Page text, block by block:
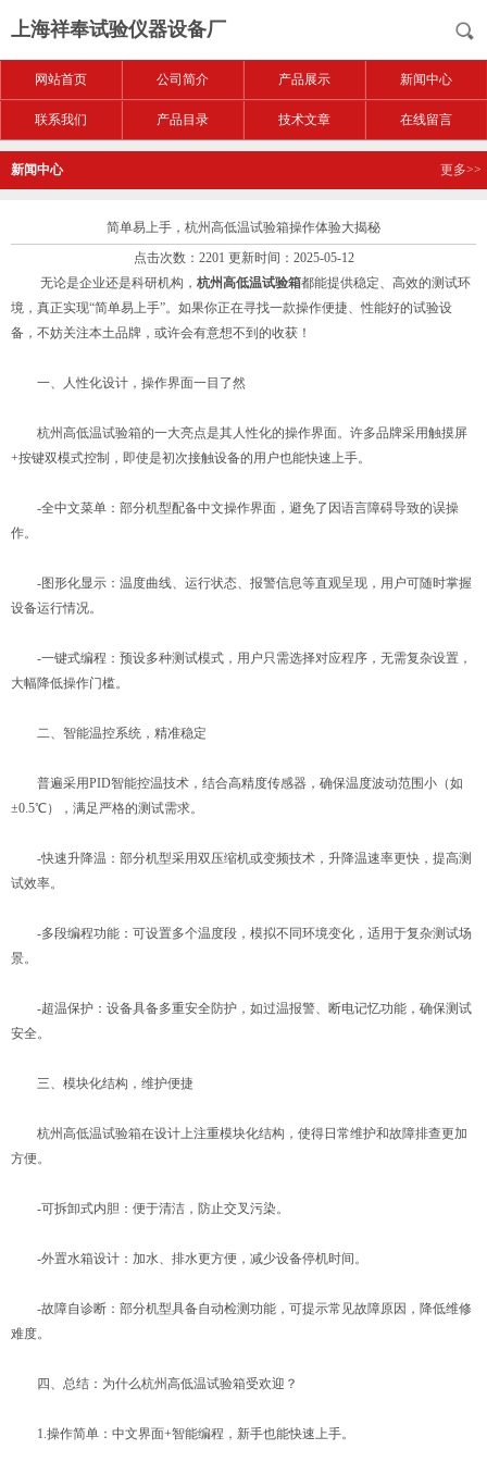
上海祥奉试验仪器设备厂
网站首页 公司简介 产品展示 新闻中心
联系我们 产品目录 技术文章 在线留言
新闻中心 更多>>
简单易上手，杭州高低温试验箱操作体验大揭秘
点击次数：2201 更新时间：2025-05-12
无论是企业还是科研机构， 杭州高低温试验箱都能提供稳定、高效的测试环
境，真正实现“简单易上手”。如果你正在寻找一款操作便捷、性能好的试验设
备，不妨关注本土品牌，或许会有意想不到的收获！
一、人性化设计，操作界面一目了然
杭州高低温试验箱的一大亮点是其人性化的操作界面。许多品牌采用触摸屏
+按键双模式控制，即使是初次接触设备的用户也能快速上手。
-全中文菜单：部分机型配备中文操作界面，避免了因语言障碍导致的误操
作。
-图形化显示：温度曲线、运行状态、报警信息等直观呈现，用户可随时掌握
设备运行情况。
-一键式编程：预设多种测试模式，用户只需选择对应程序，无需复杂设置，
大幅降低操作门槛。
二、智能温控系统，精准稳定
普遍采用PID智能控温技术，结合高精度传感器，确保温度波动范围小（如
±0.5℃），满足严格的测试需求。
-快速升降温：部分机型采用双压缩机或变频技术，升降温速率更快，提高测
试效率。
-多段编程功能：可设置多个温度段，模拟不同环境变化，适用于复杂测试场
景。
-超温保护：设备具备多重安全防护，如过温报警、断电记忆功能，确保测试
安全。
三、模块化结构，维护便捷
杭州高低温试验箱在设计上注重模块化结构，使得日常维护和故障排查更加
方便。
-可拆卸式内胆：便于清洁，防止交叉污染。
-外置水箱设计：加水、排水更方便，减少设备停机时间。
-故障自诊断：部分机型具备自动检测功能，可提示常见故障原因，降低维修
难度。
四、总结：为什么杭州高低温试验箱受欢迎？
1.操作简单：中文界面+智能编程，新手也能快速上手。